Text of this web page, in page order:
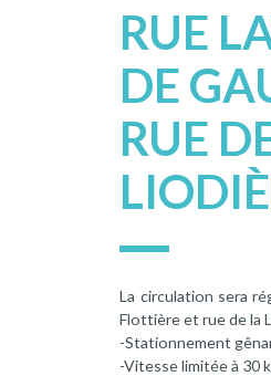
RUE
DE
RUE
La circulation sera
Flottière et rue de la
-Stationnement
-Vitesse limitée à 30